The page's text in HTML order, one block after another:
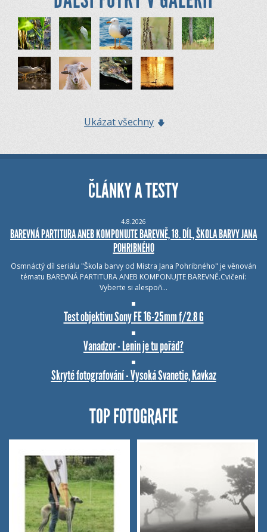
Ukázat všechny
ČLÁNKY A TESTY
4.8.2026
BAREVNÁ PARTITURA ANEB KOMPONUJTE BAREVNĚ, 18. DÍL, ŠKOLA BARVY JANA
POHRIBNÉHO
Osmnáctý díl seriálu "Škola barvy od Mistra Jana Pohribného" je věnován
tématu BAREVNÁ PARTITURA ANEB KOMPONUJTE BAREVNĚ.Cvičení:
Vyberte si alespoň…
Test objektivu Sony FE 16-25mm f/2.8 G
Vanadzor - Lenin je tu pořád?
Skryté fotografování - Vysoká Svanetie, Kavkaz
TOP FOTOGRAFIE